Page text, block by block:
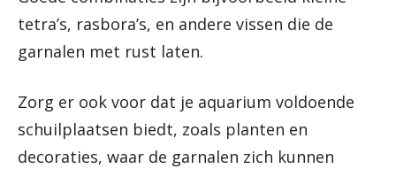
tetra’s, rasbora’s, en andere vissen die de
garnalen met rust laten.
Zorg er ook voor dat je aquarium voldoende
schuilplaatsen biedt, zoals planten en
decoraties, waar de garnalen zich kunnen